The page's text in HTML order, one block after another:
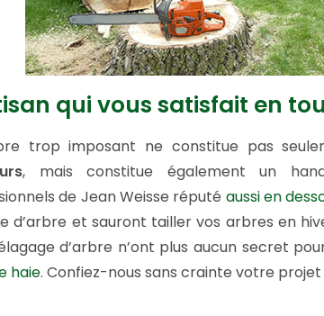
qui vous satisfait en
trop imposant ne constitue pas
, mais constitue également un
de Jean Weisse réputé aussi en
d’arbre et sauront tailler vos arbres en
d’arbre n’ont plus aucun secret
haie. Confiez-nous sans crainte votre